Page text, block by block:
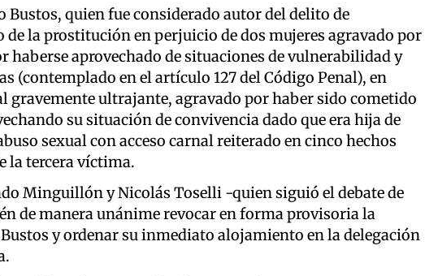
quien fue considerado autor del delito de
la prostitución en perjuicio de dos mujeres agravado por
haberse aprovechado de situaciones de vulnerabilidad y
(contemplado en el artículo 127 del Código Penal), en
gravemente ultrajante, agravado por haber sido cometido
su situación de convivencia dado que era hija de
sexual con acceso carnal reiterado en cinco hechos
la tercera víctima.
Minguillón y Nicolás Toselli -quien siguió el debate de
de manera unánime revocar en forma provisoria la
y ordenar su inmediato alojamiento en la delegación